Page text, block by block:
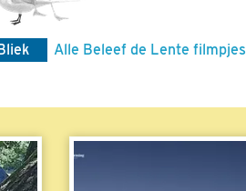
Alle Beleef de Lente filmpjes